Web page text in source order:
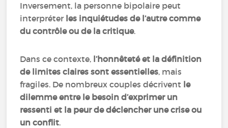
Inversement, la personne bipolaire peut
interpréter les inquiétudes de l’autre comme
du contrôle ou de la critique.
Dans ce contexte, l’honnêteté et la définition
de limites claires sont essentielles, mais
fragiles. De nombreux couples décrivent le
dilemme entre le besoin d’exprimer un
ressenti et la peur de déclencher une crise ou
un conflit.